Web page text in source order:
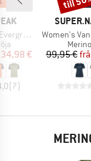
T-Shirt
pris
34,98 €
(7)
Produkter
Women's Van Life
99,95 €